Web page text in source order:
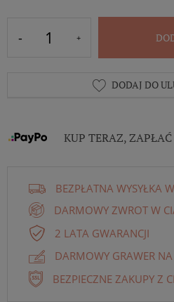
DODAJ DO
KUP TERAZ,
BEZPŁATNA WYSYŁKA
DARMOWY ZWROT W
2 LATA GWARANCJI
DARMOWY GRAWER
BEZPIECZNE ZAKUPY Z